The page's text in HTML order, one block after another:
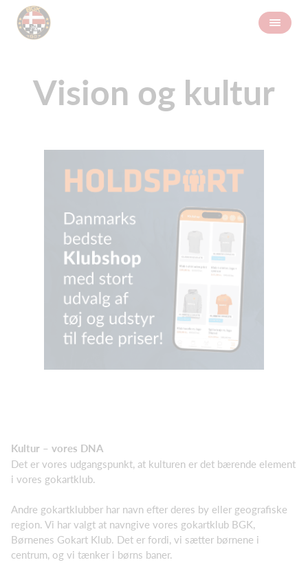
Vision og kultur
Kultur – vores DNA
Det er vores udgangspunkt, at kulturen er det bærende element
i vores gokartklub.
Andre gokartklubber har navn efter deres by eller geografiske
region. Vi har valgt at navngive vores gokartklub BGK,
Børnenes Gokart Klub. Det er fordi, vi sætter børnene i
centrum, og vi tænker i børns baner.